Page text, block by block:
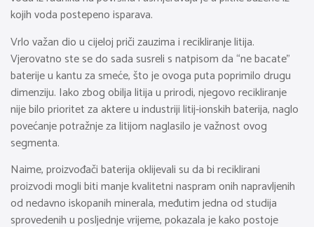
kojih voda postepeno isparava.
Vrlo važan dio u cijeloj priči zauzima i recikliranje litija.
Vjerovatno ste se do sada susreli s natpisom da “ne bacate”
baterije u kantu za smeće, što je ovoga puta poprimilo drugu
dimenziju. Iako zbog obilja litija u prirodi, njegovo recikliranje
nije bilo prioritet za aktere u industriji litij-ionskih baterija, naglo
povećanje potražnje za litijom naglasilo je važnost ovog
segmenta.
Naime, proizvođači baterija oklijevali su da bi reciklirani
proizvodi mogli biti manje kvalitetni naspram onih napravljenih
od nedavno iskopanih minerala, međutim jedna od studija
sprovedenih u posljednje vrijeme, pokazala je kako postoje